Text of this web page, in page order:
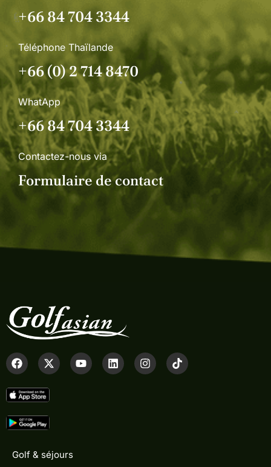
+66 84 704 3344
Téléphone Thaïlande
+66 (0) 2 714 8470
WhatApp
+66 84 704 3344
Contactez-nous via
Formulaire de contact
Golf & séjours